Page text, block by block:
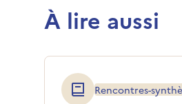
À lire aussi
Rencontres-